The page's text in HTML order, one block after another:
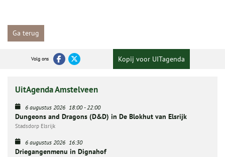
Ga terug
Volg ons Kopij voor UITagenda
UitAgenda Amstelveen
6 augustus 2026 18:00-22:00
Dungeons and Dragons (D&D) in De Blokhut van Elsrijk
Stadsdorp Elsrijk
6 augustus 2026 16:30
Driegangenmenu in Dignahof